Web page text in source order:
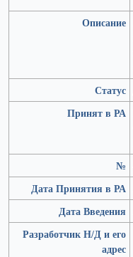
Описание
Статус
Принят в РА
№
Дата Принятия в РА
Дата Введения
Разработчик Н/Д и его
адрес